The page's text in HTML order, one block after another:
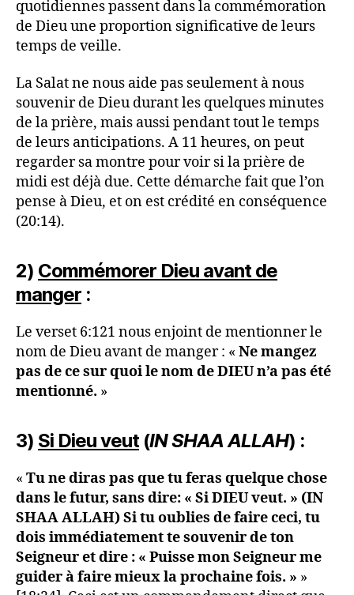
quotidiennes passent dans la commémoration
de Dieu une proportion significative de leurs
temps de veille.
La Salat ne nous aide pas seulement à nous
souvenir de Dieu durant les quelques minutes
de la prière, mais aussi pendant tout le temps
de leurs anticipations. A 11 heures, on peut
regarder sa montre pour voir si la prière de
midi est déjà due. Cette démarche fait que l’on
pense à Dieu, et on est crédité en conséquence
(20:14).
2) Commémorer Dieu avant de
manger :
Le verset 6:121 nous enjoint de mentionner le
nom de Dieu avant de manger : « Ne mangez
pas de ce sur quoi le nom de DIEU n’a pas été
mentionné. »
3) Si Dieu veut(IN SHAA ALLAH) :
« Tu ne diras pas que tu feras quelque chose
dans le futur, sans dire: « Si DIEU veut. » (IN
SHAA ALLAH) Si tu oublies de faire ceci, tu
dois immédiatement te souvenir de ton
Seigneur et dire : « Puisse mon Seigneur me
guider à faire mieux la prochaine fois. » »